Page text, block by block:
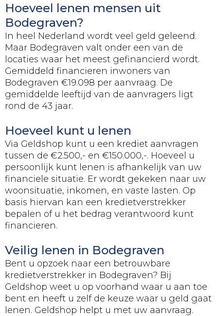
Hoeveel lenen mensen uit
Bodegraven?
In heel Nederland wordt veel geld geleend.
Maar Bodegraven valt onder een van de
locaties waar het meest gefinancierd wordt.
Gemiddeld financieren inwoners van
Bodegraven €19.098 per aanvraag. De
gemiddelde leeftijd van de aanvragers ligt
rond de 43 jaar.
Hoeveel kunt u lenen
Via Geldshop kunt u een krediet aanvragen
tussen de €2.500,- en €150.000,-. Hoeveel u
persoonlijk kunt lenen is afhankelijk van uw
financiele situatie. Er wordt gekeken naar uw
woonsituatie, inkomen, en vaste lasten. Op
basis hiervan kan een kredietverstrekker
bepalen of u het bedrag verantwoord kunt
financieren.
Veilig lenen in Bodegraven
Bent u opzoek naar een betrouwbare
kredietverstrekker in Bodegraven? Bij
Geldshop weet u op voorhand waar u aan toe
bent en heeft u zelf de keuze waar u geld gaat
lenen. Geldshop helpt u met uw aanvraag.